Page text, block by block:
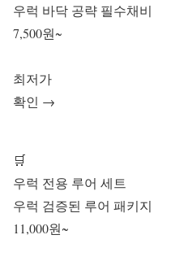
우럭 바닥 공략 필수채비
7,500원~
최저가
확인 →
🛒
우럭 전용 루어 세트
우럭 검증된 루어 패키지
11,000원~